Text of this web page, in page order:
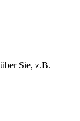
Sie, z.B.